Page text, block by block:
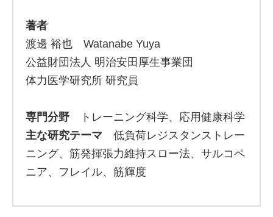
著者
渡邊 裕也 Watanabe Yuya
公益財団法人 明治安田厚生事業団
体力医学研究所 研究員
専門分野 トレーニング科学、応用健康科学
主な研究テーマ 低負荷レジスタンストレー
ニング、筋発揮張力維持スロー法、サルコペ
ニア、フレイル、筋輝度